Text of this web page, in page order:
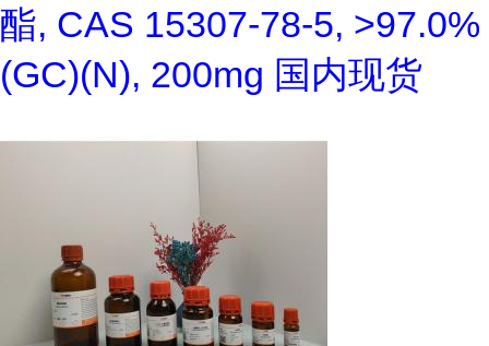
酯, CAS 15307-78-5, >97.0%
(GC)(N), 200mg 国内现货